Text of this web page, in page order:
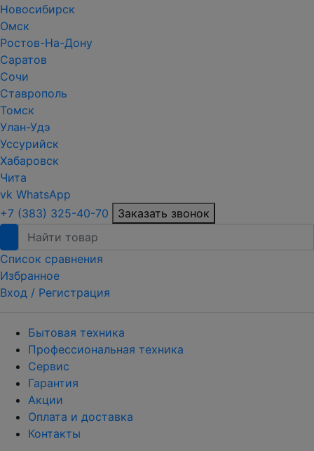
Новосибирск
Омск
Ростов-На-Дону
Саратов
Сочи
Ставрополь
Томск
Улан-Удэ
Уссурийск
Хабаровск
Чита
vk WhatsApp
+7 (383) 325-40-70
Заказать звонок
Список сравнения
Избранное
Вход / Регистрация
Бытовая техника
Профессиональная техника
Сервис
Гарантия
Акции
Оплата и доставка
Контакты